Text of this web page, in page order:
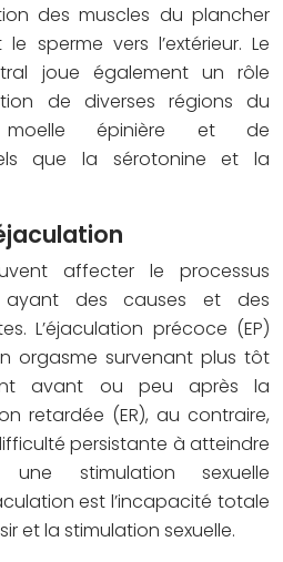
des muscles du plancher
sperme vers l’extérieur. Le
joue également un rôle
de diverses régions du
épinière et de
que la sérotonine et la
affecter le processus
ayant des causes et des
L’éjaculation précoce (EP)
orgasme survenant plus tôt
avant ou peu après la
retardée (ER), au contraire,
persistante à atteindre
une stimulation sexuelle
est l’incapacité totale
et la stimulation sexuelle.